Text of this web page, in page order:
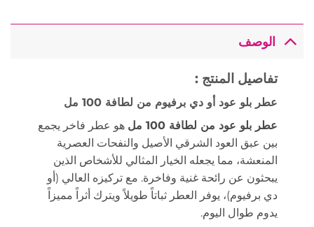
الوصف
تفاصيل المنتج :
عطر بلو عود أو دي برفيوم من لطافة 100 مل
عطر بلو عود من لطافة 100 مل
هو عطر فاخر يجمع
بين عبق العود الشرقي الأصيل والنفحات العصرية
المنعشة، مما يجعله الخيار المثالي للأشخاص الذين
يبحثون عن رائحة غنية وفاخرة. مع تركيزه العالي (أو
دي برفيوم)، يوفر العطر ثباتاً طويلاً ويترك أثراً مميزاً
يدوم طوال اليوم.